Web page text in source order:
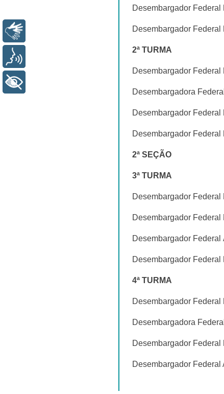
Desembargador
Desembargador
2ª TURMA
Desembargador
Desembargadora
Desembargador Federal
Desembargador
2ª SEÇÃO
3ª TURMA
Desembargador Federal
Desembargador
Desembargador
Desembargador
4ª TURMA
Desembargador
Desembargadora
Desembargador
Desembargador